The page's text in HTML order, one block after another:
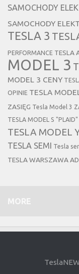
SAMOCHODY
SAMOCHODY
TESLA 3
PERFORMANCE TESLA
MODEL 3
MODEL 3 CENY
OPINIE TESLA
ZASIĘG Tesla Model 3
TESLA MODEL S "PLAID"
TESLA MODEL
TESLA SEMI Tesla
TESLA WARSZAWA
MORE